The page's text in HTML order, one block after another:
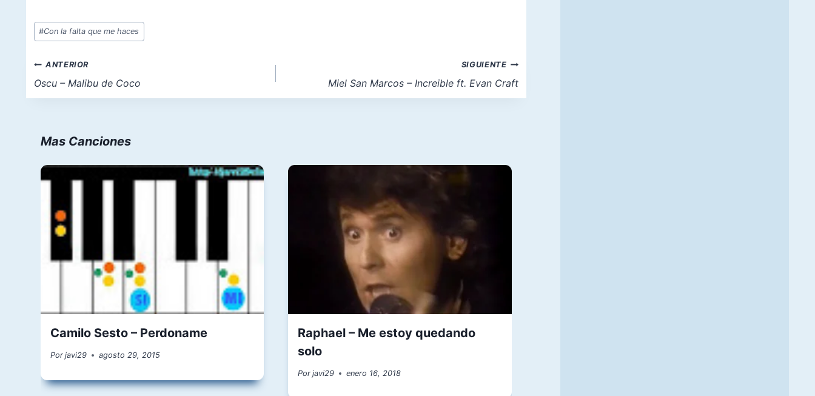
Etiquetas
de
entrada:
#Con la falta que me haces
Navegación
de
entradas
ANTERIOR
Oscu – Malibu de Coco
SIGUIENTE
Miel San Marcos – Increible ft. Evan Craft
Mas Canciones
Camilo Sesto – Perdoname
Por javi29 agosto 29, 2015
Raphael – Me estoy quedando
solo
Por javi29 enero 16, 2018